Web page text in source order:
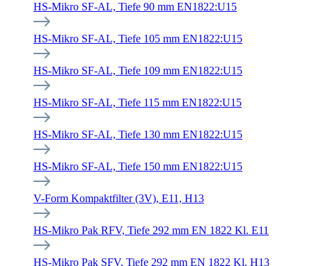
HS-Mikro SF-AL, Tiefe 90 mm EN1822:U15
HS-Mikro SF-AL, Tiefe 105 mm EN1822:U15
HS-Mikro SF-AL, Tiefe 109 mm EN1822:U15
HS-Mikro SF-AL, Tiefe 115 mm EN1822:U15
HS-Mikro SF-AL, Tiefe 130 mm EN1822:U15
HS-Mikro SF-AL, Tiefe 150 mm EN1822:U15
V-Form Kompaktfilter (3V), E11, H13
HS-Mikro Pak RFV, Tiefe 292 mm EN 1822 Kl. E11
HS-Mikro Pak SFV, Tiefe 292 mm EN 1822 Kl. H13